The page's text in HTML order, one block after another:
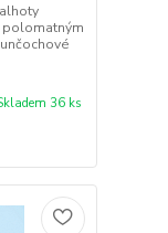
polomatným
36 ks